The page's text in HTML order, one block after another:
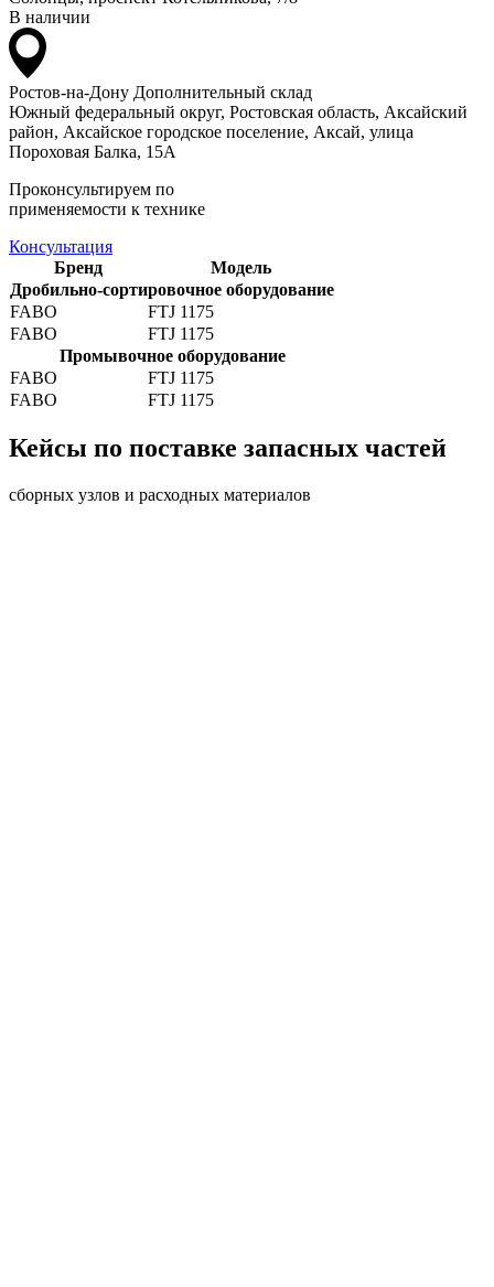
В наличии
Ростов-на-Дону Дополнительный склад
Южный федеральный округ, Ростовская область, Аксайский
район, Аксайское городское поселение, Аксай, улица
Пороховая Балка, 15А
Проконсультируем по
применяемости к технике
Консультация
Бренд
Модель
Дробильно-сортировочное оборудование
FABO
FTJ 1175
FABO
FTJ 1175
Промывочное оборудование
FABO
FTJ 1175
FABO
FTJ 1175
Кейсы по поставке запасных частей
сборных узлов и расходных материалов